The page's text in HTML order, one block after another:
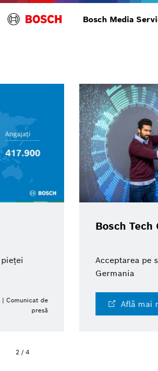
Bosch Media
Bosch Tech Compass:
Acceptarea pe scară tot mai
Află mai multe:
2 / 4